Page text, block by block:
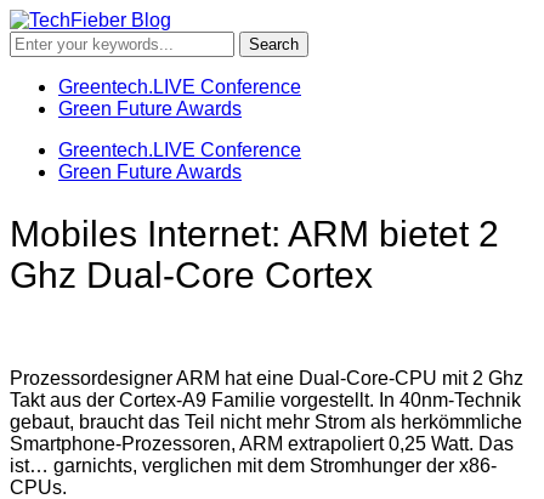
Greentech.LIVE Conference
Green Future Awards
Greentech.LIVE Conference
Green Future Awards
Mobiles Internet: ARM bietet 2
Ghz Dual-Core Cortex
Prozessordesigner ARM hat eine Dual-Core-CPU mit 2 Ghz
Takt aus der Cortex-A9 Familie vorgestellt. In 40nm-Technik
gebaut, braucht das Teil nicht mehr Strom als herkömmliche
Smartphone-Prozessoren, ARM extrapoliert 0,25 Watt. Das
ist… garnichts, verglichen mit dem Stromhunger der x86-
CPUs.